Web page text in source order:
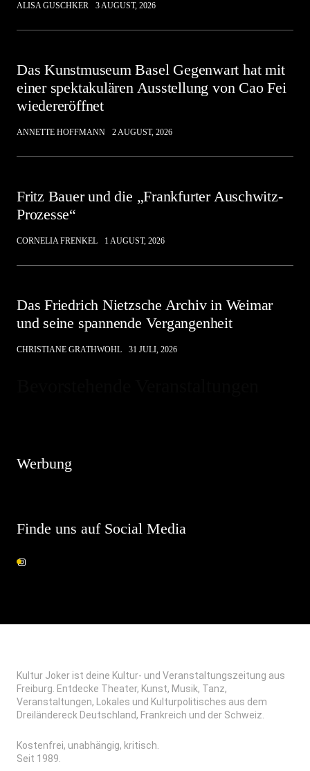
ALISA GUSCHKER 3 AUGUST, 2026
Das Kunstmuseum Basel Gegenwart hat mit
einer spektakulären Ausstellung von Cao Fei
wiedereröffnet
ANNETTE HOFFMANN 2 AUGUST, 2026
Fritz Bauer und die „Frankfurter Auschwitz-
Prozesse“
CORNELIA FRENKEL 1 AUGUST, 2026
Das Friedrich Nietzsche Archiv in Weimar
und seine spannende Vergangenheit
CHRISTIANE GRATHWOHL 31 JULI, 2026
Werbung
Finde uns auf Social Media
Kultur Joker ist deine Kultur- und Veranstaltungszeitung aus
Freiburg. Entdecke Theater, Kunst, Musik, Tanz,
Veranstaltungen, Lokales und Kulturpolitisches aus dem
Dreiländereck Deutschland, Frankreich und der Schweiz.
Kostenfrei, unabhängig, kritisch.
Seit 1989.